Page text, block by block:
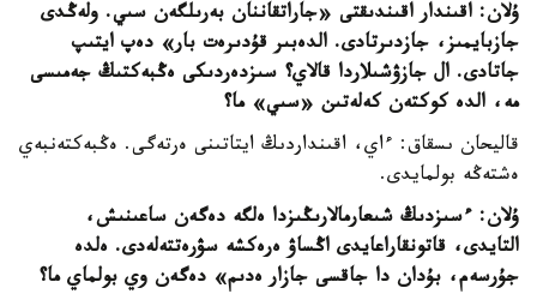
ۇلان: اقىندار اقىندىقتى «جاراتقاننان بەرىلگەن سىي. ولەڭدى
جازبايمىز، جازدىرتادى. الدەبىر قۇدىرەت بار» دەپ ايتىپ
جاتادى. ال جازۋشىلاردا قالاي؟ سىزدەردىكى ەڭبەكتىڭ جەمىسى
مە، الدە كوكتەن كەلەتىن «سىي» ما؟
قاليحان ىسقاق: ءاي، اقىنداردىڭ ايتاتىنى ەرتەگى. ەڭبەكتەنبەي
ەشتەڭە بولمايدى.
ۇلان: ءسىزدىڭ شىعارمالارىڭىزدا ەلگە دەگەن ساعىنىش،
التايدى، قاتونقاراعايدى اڭساۋ ەرەكشە سۋرەتتەلەدى. ەلدە
جۇرسەم، بۇدان دا جاقسى جازار ەدىم» دەگەن وي بولماي ما؟